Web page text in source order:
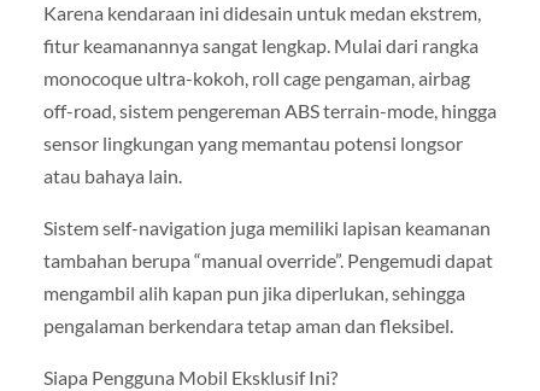
Karena kendaraan ini didesain untuk medan ekstrem,
fitur keamanannya sangat lengkap. Mulai dari rangka
monocoque ultra-kokoh, roll cage pengaman, airbag
off-road, sistem pengereman ABS terrain-mode, hingga
sensor lingkungan yang memantau potensi longsor
atau bahaya lain.
Sistem self-navigation juga memiliki lapisan keamanan
tambahan berupa “manual override”. Pengemudi dapat
mengambil alih kapan pun jika diperlukan, sehingga
pengalaman berkendara tetap aman dan fleksibel.
Siapa Pengguna Mobil Eksklusif Ini?